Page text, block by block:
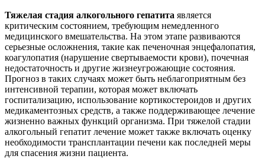
Тяжелая стадия алкогольного гепатита является
критическим состоянием, требующим немедленного
медицинского вмешательства. На этом этапе развиваются
серьезные осложнения, такие как печеночная энцефалопатия,
коагулопатия (нарушение свертываемости крови), почечная
недостаточность и другие жизнеугрожающие состояния.
Прогноз в таких случаях может быть неблагоприятным без
интенсивной терапии, которая может включать
госпитализацию, использование кортикостероидов и других
медикаментозных средств, а также поддерживающее лечение
жизненно важных функций организма. При тяжелой стадии
алкогольный гепатит лечение может также включать оценку
необходимости трансплантации печени как последней меры
для спасения жизни пациента.